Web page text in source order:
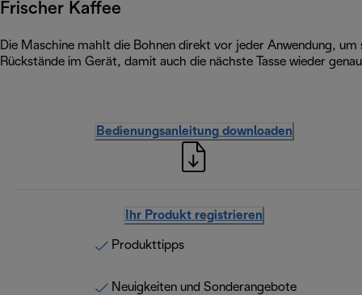
Frischer Kaffee
Die Maschine mahlt die Bohnen direkt vor jeder Anwendung,
Rückstände im Gerät, damit auch die nächste Tasse wieder
Bedienungsanleitung downloaden
Ihr Produkt registrieren
Produkttipps
Neuigkeiten und Sonderangebote